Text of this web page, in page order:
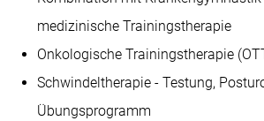
medizinische Trainingstherapie
Onkologische Trainingstherapie
Schwindeltherapie - Testung,
Übungsprogramm